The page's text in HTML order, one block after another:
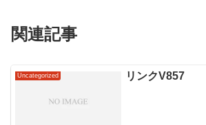
関連記事
Uncategorized リンクV857